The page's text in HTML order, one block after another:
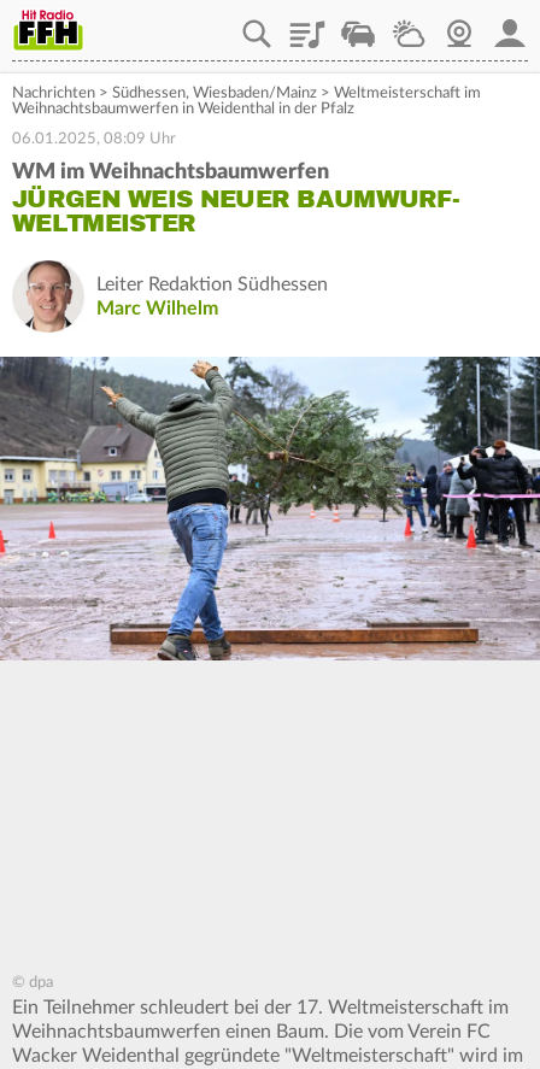
PlaylistStaupilotWetterWebcam
Nachrichten > Südhessen, Wiesbaden/Mainz > Weltmeisterschaft im
Weihnachtsbaumwerfen in Weidenthal in der Pfalz
06.01.2025, 08:09 Uhr
WM im Weihnachtsbaumwerfen
JÜRGEN WEIS NEUER BAUMWURF-
WELTMEISTER
Leiter Redaktion Südhessen
Marc Wilhelm
© dpa
Ein Teilnehmer schleudert bei der 17. Weltmeisterschaft im
Weihnachtsbaumwerfen einen Baum. Die vom Verein FC
Wacker Weidenthal gegründete "Weltmeisterschaft" wird im